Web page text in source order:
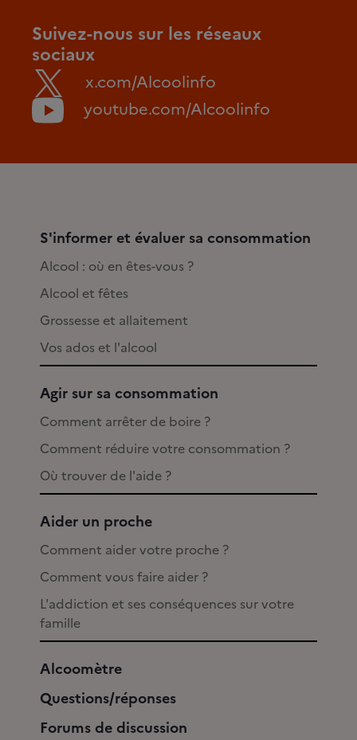
Suivez-nous sur les réseaux
sociaux
x.com/Alcoolinfo
youtube.com/Alcoolinfo
S'informer et évaluer sa consommation
Alcool : où en êtes-vous ?
Alcool et fêtes
Grossesse et allaitement
Vos ados et l'alcool
Agir sur sa consommation
Comment arrêter de boire ?
Comment réduire votre consommation ?
Où trouver de l'aide ?
Aider un proche
Comment aider votre proche ?
Comment vous faire aider ?
L'addiction et ses conséquences sur votre
famille
Alcoomètre
Questions/réponses
Forums de discussion